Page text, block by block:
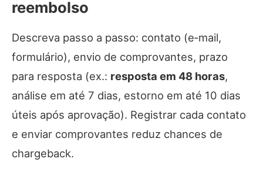
reembolso
Descreva passo a passo: contato (e‑mail,
formulário), envio de comprovantes, prazo
para resposta (ex.: resposta em 48 horas,
análise em até 7 dias, estorno em até 10 dias
úteis após aprovação). Registrar cada contato
e enviar comprovantes reduz chances de
chargeback.